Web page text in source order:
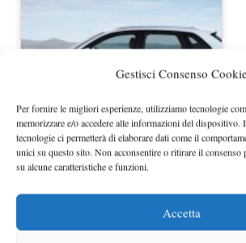
Gestisci Consenso Cookie
Per fornire le migliori esperienze, utilizziamo tecnologie
memorizzare e/o accedere alle informazioni del dispositivo.
tecnologie ci permetterà di elaborare dati come il
unici su questo sito. Non acconsentire o ritirare il consenso
su alcune caratteristiche e funzioni.
Accetta
Audi A3 Sportback G-Tron, tutte le
novità rispetto…